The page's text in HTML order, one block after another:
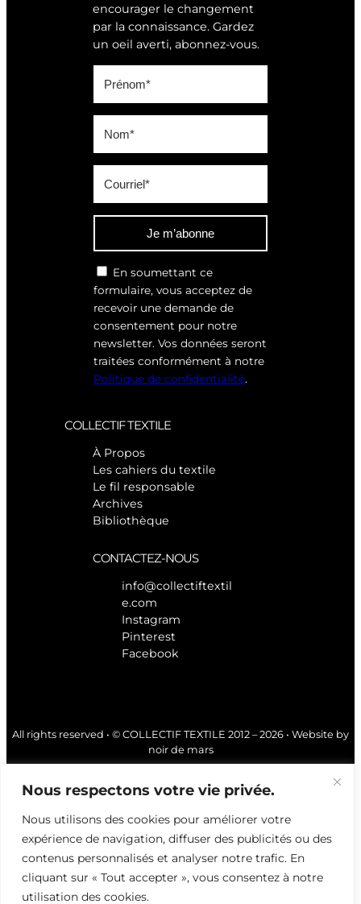
Nous respectons votre vie privée.
Nous utilisons des cookies pour améliorer votre
expérience de navigation, diffuser des publicités ou des
contenus personnalisés et analyser notre trafic. En
cliquant sur « Tout accepter », vous consentez à notre
utilisation des cookies.
encourager le changement
par la connaissance. Gardez
un oeil averti, abonnez-vous.
Je m’abonne
En soumettant ce
formulaire, vous acceptez de
recevoir une demande de
consentement pour notre
newsletter. Vos données seront
traitées conformément à notre
Politique de confidentialité.
COLLECTIF TEXTILE
À Propos
Les cahiers du textile
Le fil responsable
Archives
Bibliothèque
CONTACTEZ-NOUS
info@collectiftextil
e.com
Instagram
Pinterest
Facebook
All rights reserved • © COLLECTIF TEXTILE 2012 – 2026 • Website by
noir de mars